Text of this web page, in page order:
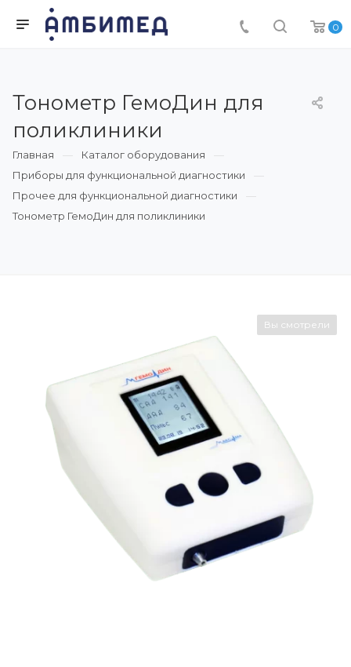
0
Тонометр ГемоДин для
поликлиники
Главная
Каталог оборудования
Приборы для функциональной диагностики
Прочее для функциональной диагностики
Тонометр ГемоДин для поликлиники
Вы смотрели